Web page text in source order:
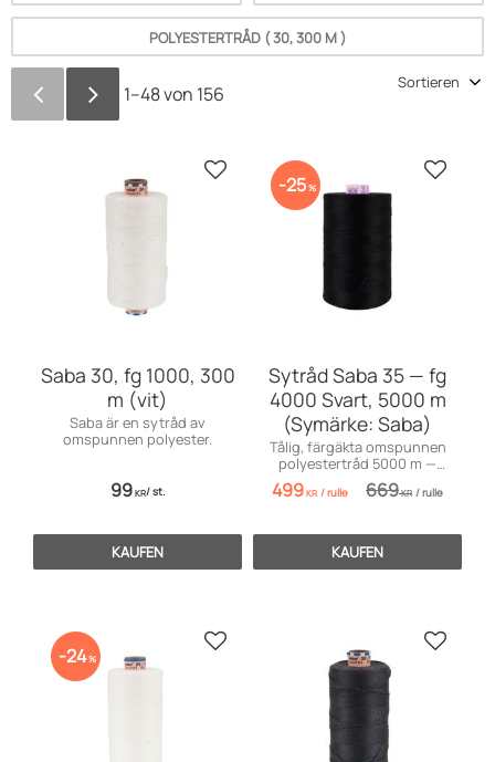
POLYESTERTRÅD ( 30, 300 M )
1–48von 156
Sortierung auswählen
Saba 30, fg 1000, 300
m (vit)
Saba är en sytråd av
omspunnen polyester.
99KR/st.
Zu Favoriten hinzufügen
KAUFEN
Sytråd Saba 35 — fg
4000 Svart, 5000 m
(Symärke: Saba)
Tålig, färgäkta omspunnen
polyestertråd 5000 m —
idealisk för kapell, markiser,
möbler, sängar och jeans.
499KR /rulle 669KR /rulle
25% Zu
KAUFEN
24% Zu Favoriten hinzufügen Zu